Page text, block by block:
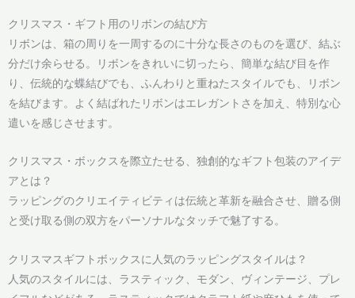
クリスマス・ギフト用のリボンの結び方
リボンは、箱の周りを一周するのに十分な長さのものを選び、結ぶ
分だけ余らせる。リボンをきれいに切ったら、簡単な結び目を作
り、伝統的な蝶結びでも、ふんわりと重ねたスタイルでも、リボン
を結びます。よく結ばれたリボンはエレガントさを加え、特別な心
遣いを感じさせます。
クリスマス・ボックスを際立たせる、独創的なギフト包装のアイデ
アとは？
ラッピングのクリエイティビティは伝統と革新を融合させ、贈る側
と受け取る側の双方をパーソナルなタッチで魅了する。
クリスマスギフトボックスに人気のラッピングスタイルは？
人気のスタイルには、ラスティック、モダン、ヴィンテージ、プレ